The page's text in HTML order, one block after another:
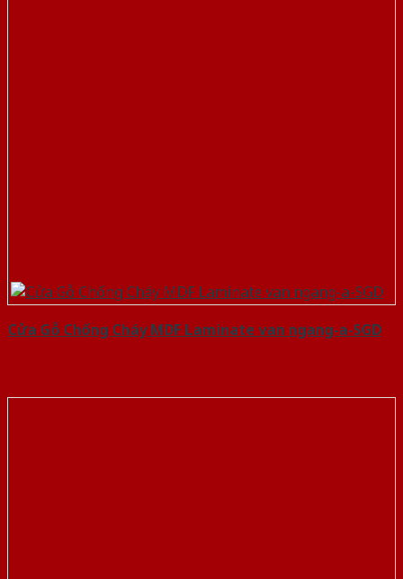
Cửa Gỗ Chống Cháy MDF Laminate van ngang-a-SGD